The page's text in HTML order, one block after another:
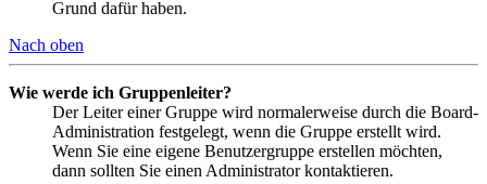
Grund dafür haben.
Nach oben
Wie werde ich Gruppenleiter?
Der Leiter einer Gruppe wird normalerweise durch die Board-
Administration festgelegt, wenn die Gruppe erstellt wird.
Wenn Sie eine eigene Benutzergruppe erstellen möchten,
dann sollten Sie einen Administrator kontaktieren.